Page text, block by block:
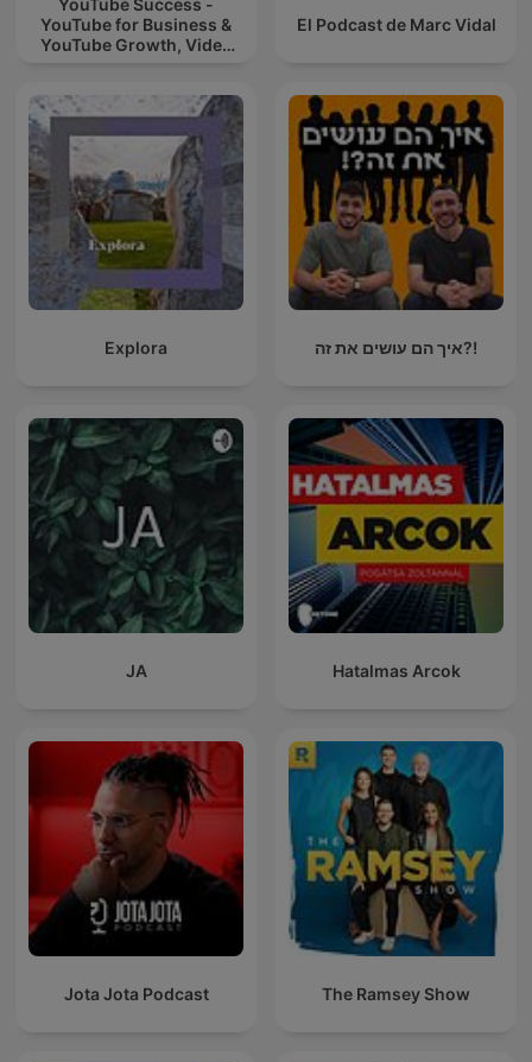
YouTube Success -
YouTube for Business &
YouTube Growth, Video
El Podcast de Marc Vidal
Explora איך הם עושים את זה?!
JA Hatalmas Arcok
Jota Jota Podcast The Ramsey Show